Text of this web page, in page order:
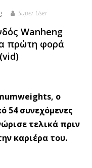
Super User
Wanheng
πρώτη φορά
ο
54 συνεχόμενες
τελικά πριν
καριέρα του.